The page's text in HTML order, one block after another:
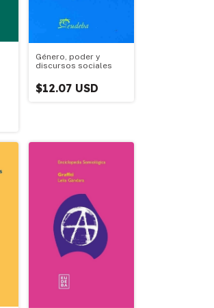
Género, poder y
discursos sociales
$12.07 USD